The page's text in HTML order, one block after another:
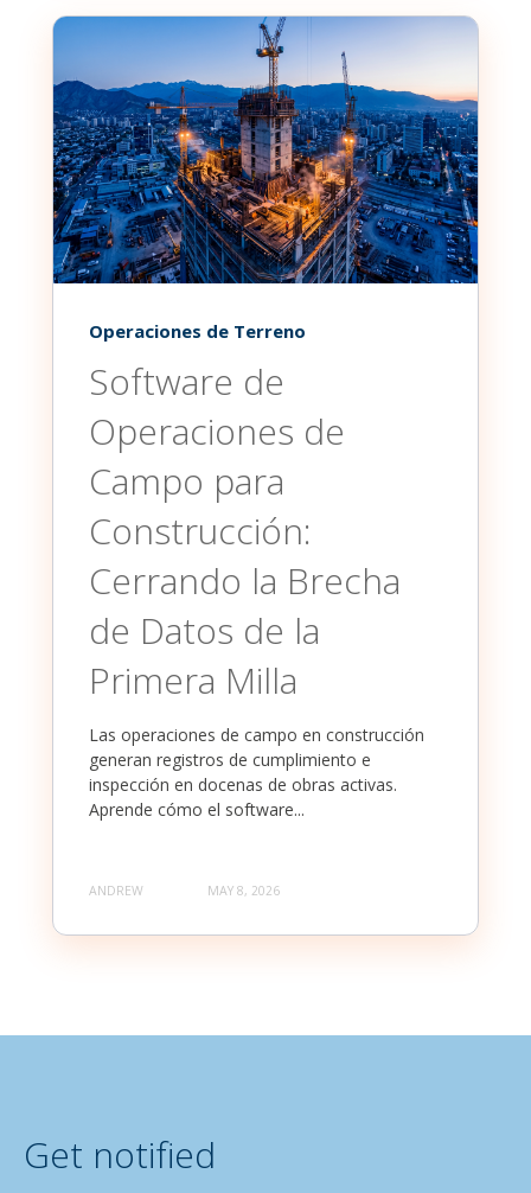
Operaciones de Terreno
Software de
Operaciones de
Campo para
Construcción:
Cerrando la Brecha
de Datos de la
Primera Milla
Las operaciones de campo en construcción
generan registros de cumplimiento e
inspección en docenas de obras activas.
Aprende cómo el software...
ANDREW MAY 8, 2026
Get notified